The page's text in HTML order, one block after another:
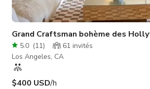
Grand Craftsman bohème des
5.0 (11) 61 invités
Los Angeles, CA
$400 USD/h